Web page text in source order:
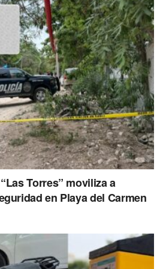
Torres” moviliza a
en Playa del Carmen